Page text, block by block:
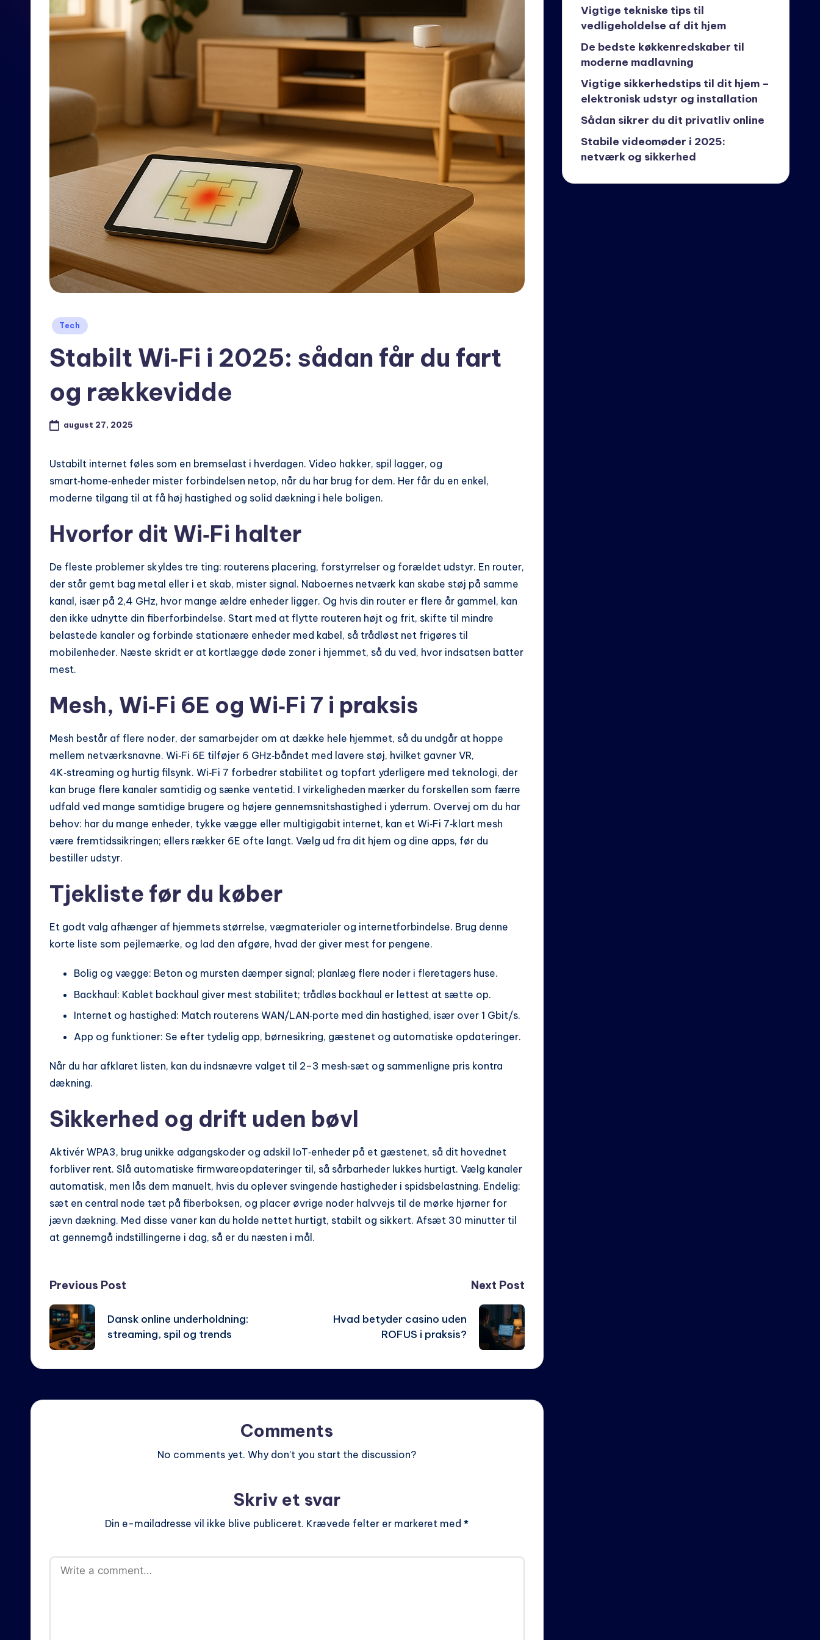
Posted
Tech
Stabilt Wi‑Fi i 2025: sådan får du fart
og rækkevidde
august 27, 2025
Ustabilt internet føles som en bremselast i hverdagen. Video hakker, spil lagger, og
smart‑home‑enheder mister forbindelsen netop, når du har brug for dem. Her får du en enkel,
moderne tilgang til at få høj hastighed og solid dækning i hele boligen.
Hvorfor dit Wi‑Fi halter
De fleste problemer skyldes tre ting: routerens placering, forstyrrelser og forældet udstyr. En router,
der står gemt bag metal eller i et skab, mister signal. Naboernes netværk kan skabe støj på samme
kanal, især på 2,4 GHz, hvor mange ældre enheder ligger. Og hvis din router er flere år gammel, kan
den ikke udnytte din fiberforbindelse. Start med at flytte routeren højt og frit, skifte til mindre
belastede kanaler og forbinde stationære enheder med kabel, så trådløst net frigøres til
mobilenheder. Næste skridt er at kortlægge døde zoner i hjemmet, så du ved, hvor indsatsen batter
mest.
Mesh, Wi‑Fi 6E og Wi‑Fi 7 i praksis
Mesh består af flere noder, der samarbejder om at dække hele hjemmet, så du undgår at hoppe
mellem netværksnavne. Wi‑Fi 6E tilføjer 6 GHz‑båndet med lavere støj, hvilket gavner VR,
4K‑streaming og hurtig filsynk. Wi‑Fi 7 forbedrer stabilitet og topfart yderligere med teknologi, der
kan bruge flere kanaler samtidig og sænke ventetid. I virkeligheden mærker du forskellen som færre
udfald ved mange samtidige brugere og højere gennemsnitshastighed i yderrum. Overvej om du har
behov: har du mange enheder, tykke vægge eller multigigabit internet, kan et Wi‑Fi 7‑klart mesh
være fremtidssikringen; ellers rækker 6E ofte langt. Vælg ud fra dit hjem og dine apps, før du
bestiller udstyr.
Tjekliste før du køber
Et godt valg afhænger af hjemmets størrelse, vægmaterialer og internetforbindelse. Brug denne
korte liste som pejlemærke, og lad den afgøre, hvad der giver mest for pengene.
Bolig og vægge: Beton og mursten dæmper signal; planlæg flere noder i fleretagers huse.
Backhaul: Kablet backhaul giver mest stabilitet; trådløs backhaul er lettest at sætte op.
Internet og hastighed: Match routerens WAN/LAN‑porte med din hastighed, især over 1 Gbit/s.
App og funktioner: Se efter tydelig app, børnesikring, gæstenet og automatiske opdateringer.
Når du har afklaret listen, kan du indsnævre valget til 2–3 mesh‑sæt og sammenligne pris kontra
dækning.
Sikkerhed og drift uden bøvl
Aktivér WPA3, brug unikke adgangskoder og adskil IoT‑enheder på et gæstenet, så dit hovednet
forbliver rent. Slå automatiske firmwareopdateringer til, så sårbarheder lukkes hurtigt. Vælg kanaler
automatisk, men lås dem manuelt, hvis du oplever svingende hastigheder i spidsbelastning. Endelig:
sæt en central node tæt på fiberboksen, og placer øvrige noder halvvejs til de mørke hjørner for
jævn dækning. Med disse vaner kan du holde nettet hurtigt, stabilt og sikkert. Afsæt 30 minutter til
at gennemgå indstillingerne i dag, så er du næsten i mål.
Post
navigation
Previous Post
Dansk online underholdning:
streaming, spil og trends
Next Post
Hvad betyder casino uden
ROFUS i praksis?
Comments
No comments yet. Why don’t you start the discussion?
Skriv et svar
Din e-mailadresse vil ikke blive publiceret. Krævede felter er markeret med*
Vigtige tekniske tips til
vedligeholdelse af dit hjem
De bedste køkkenredskaber til
moderne madlavning
Vigtige sikkerhedstips til dit hjem –
elektronisk udstyr og installation
Sådan sikrer du dit privatliv online
Stabile videomøder i 2025:
netværk og sikkerhed